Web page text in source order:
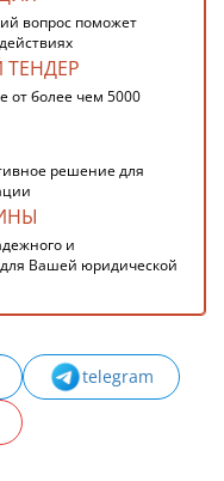
вопрос поможет
от более чем 5000
решение для
и
Вашей юридической
telegram